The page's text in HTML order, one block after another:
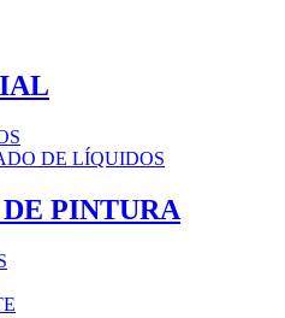
DE LÍQUIDOS
PINTURA